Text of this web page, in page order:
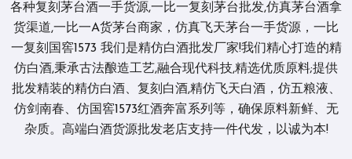
各种复刻茅台酒一手货源,一比一复刻茅台批发,仿真茅台酒拿
货渠道,一比一A货茅台商家，仿真飞天茅台一手货源，一比
一复刻国窖1573 我们是精仿白酒批发厂家!我们精心打造的精
仿白酒,秉承古法酿造工艺,融合现代科技,精选优质原料;提供
批发精装的精仿白酒、复刻白酒,精仿飞天白酒，仿五粮液、
仿剑南春、仿国窖1573红酒奔富系列等，确保原料新鲜、无
杂质。高端白酒货源批发老店支持一件代发，以诚为本!